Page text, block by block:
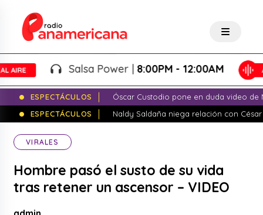
Salsa Power |8:00PM - 12:00AM
ESPECTÁCULOS
Óscar Custodio pone en duda video de
ESPECTÁCULOS
Naldy Saldaña niega relación con
VIRALES
Hombre pasó el susto de su vida
tras retener un ascensor – VIDEO